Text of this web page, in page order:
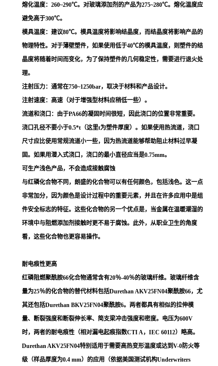
熔化温度：260~290℃。对玻璃添加剂的产品为275~280℃。熔化温度应
避免高于300℃。
模具温度：建议80℃。模具温度将影响结晶度，而结晶度将影响产品的
物理特性。对于薄壁塑件，如果使用低于40℃的模具温度，则塑件的结
晶度将随着时间而变化，为了保持塑件的几何稳定性，需要进行退火处
理。
注射压力：通常在750~1250bar，取决于材料和产品设计。
注射速度：高速（对于增强型材料应稍低一些）。
流道和浇口：由于PA66的凝固时间很短，因此浇口的位置非常重要。
浇口孔径不要小于0.5*t（这里t为塑件厚度）。如果使用热流道，浇口
尺寸应比使用常规流道小一些，因为热流道能够帮助阻止材料过早凝
固。如果用潜入式浇口，浇口的最小直径应当是0.75mm。
可生产浅色产品，不会造成接触腐蚀
与红磷化合物不同，朗盛的化合物可以有任何颜色，包括浅色。这一点
非常加分，因为颜色是设计过程中的重要元素，并且在许多应用中是组
件安全标志的特征。这些化合物的另一个优点是，当金属在温暖潮湿的
环境中与阻燃添加剂接触时更不易于腐蚀。此外，从职业卫生的角度
看，这些化合物也更容易操作。
耐电痕性更高
红磷阻燃聚酰胺66化合物通常含有20％-40％的玻璃纤维。玻璃纤维含
量为25％的化合物的替代材料包括Durethan AKV25FN04聚酰胺66，尤
其还包括Durethan BKV25FN04聚酰胺6。两者都具有相似的拉伸模
量、断裂强度和断裂伸长率、简支梁冲击强度和密度。电压为600V
时，两者的耐电痕性（相对漏电起痕指数CTI A，IEC 60112）略高。
Durethan AKV25FN04特别适用于需要高热变形温度或达到V-0防火等
级（样品厚度为0.4 mm）的应用（依据美国测试机构Underwriters